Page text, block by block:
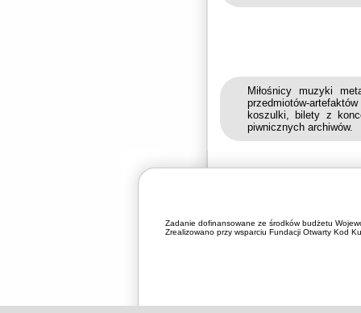
Miłośnicy muzyki
przedmiotów-
koszulki, bilety z
piwnicznych archiwów.
Zadanie dofinansowane ze środków budżetu
Zrealizowano przy wsparciu Fundacji Otwarty Kod